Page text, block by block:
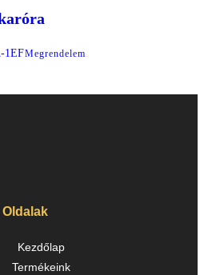
1EFMegrendelem
Oldalak
Kezdőlap
Termékeink